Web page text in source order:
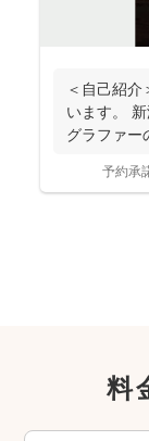
＜自己紹
います。
グラファー
予約承
料